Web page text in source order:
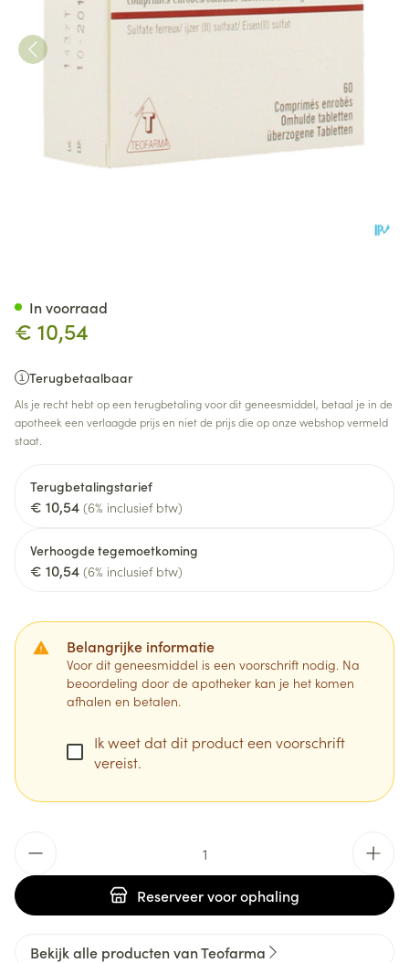
€ 10,54
Terugbetaalbaar
Als je recht hebt op een terugbetaling voor dit geneesmiddel, betaal je in de
apotheek een verlaagde prijs en niet de prijs die op onze webshop vermeld
staat.
Terugbetalingstarief
€ 10,54 (6% inclusief btw)
Verhoogde tegemoetkoming
€ 10,54 (6% inclusief btw)
Belangrijke informatie
Voor dit geneesmiddel is een voorschrift nodig. Na
beoordeling door de apotheker kan je het komen
afhalen en betalen.
Ik weet dat dit product een voorschrift
vereist.
Reserveervoor ophaling
In voorraad
Bekijk alle producten van Teofarma